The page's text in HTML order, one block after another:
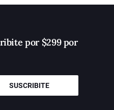
por $299 por
SUSCRIBITE